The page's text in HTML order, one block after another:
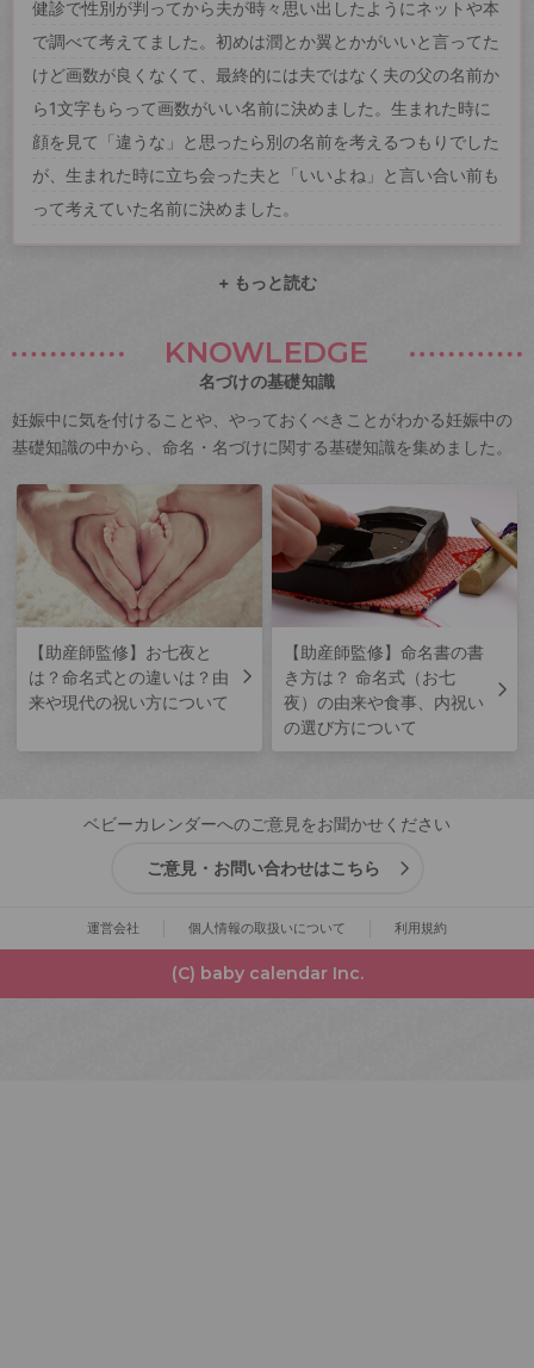
健診で性別が判ってから夫が時々思い出したようにネットや本
で調べて考えてました。初めは潤とか翼とかがいいと言ってた
けど画数が良くなくて、最終的には夫ではなく夫の父の名前か
ら1文字もらって画数がいい名前に決めました。生まれた時に
顔を見て「違うな」と思ったら別の名前を考えるつもりでした
が、生まれた時に立ち会った夫と「いいよね」と言い合い前も
って考えていた名前に決めました。
+ もっと読む
KNOWLEDGE
名づけの基礎知識
妊娠中に気を付けることや、やっておくべきことがわかる妊娠中の
基礎知識の中から、命名・名づけに関する基礎知識を集めました。
【助産師監修】お七夜と
は？命名式との違いは？由
来や現代の祝い方について
【助産師監修】命名書の書
き方は？ 命名式（お七
夜）の由来や食事、内祝い
の選び方について
ベビーカレンダーへのご意見をお聞かせください
ご意見・お問い合わせはこちら
運営会社 個人情報の取扱いについて 利用規約
(C) baby calendar Inc.